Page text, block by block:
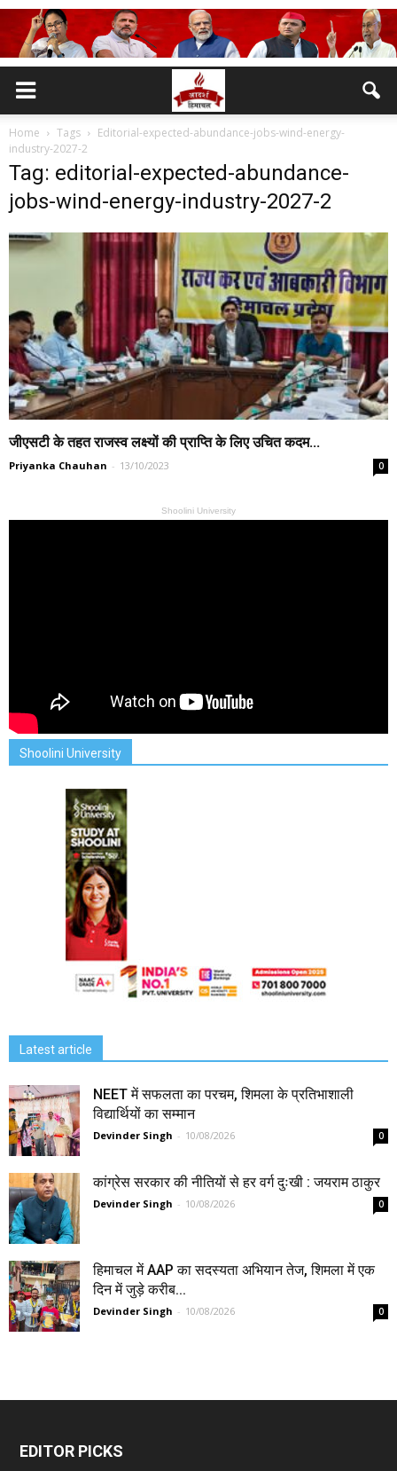
Home Tags
Editorial-expected-abundance-jobs-wind-energy-
industry-2027-2
Tag: editorial-expected-abundance-
jobs-wind-energy-industry-2027-2
जीएसटी के तहत राजस्व लक्ष्यों की प्राप्ति के लिए उचित कदम...
Priyanka Chauhan - 13/10/2023 0
Shoolini University
Shoolini University
Latest article
NEET में सफलता का परचम, शिमला के प्रतिभाशाली
विद्यार्थियों का सम्मान
Devinder Singh - 10/08/2026 0
कांग्रेस सरकार की नीतियों से हर वर्ग दुःखी : जयराम ठाकुर
Devinder Singh - 10/08/2026 0
हिमाचल में AAP का सदस्यता अभियान तेज, शिमला में एक
दिन में जुड़े करीब...
Devinder Singh - 10/08/2026 0
EDITOR PICKS